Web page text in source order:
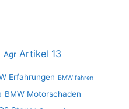
Agr Artikel 13
Erfahrungen BMW fahren
BMW Motorschaden